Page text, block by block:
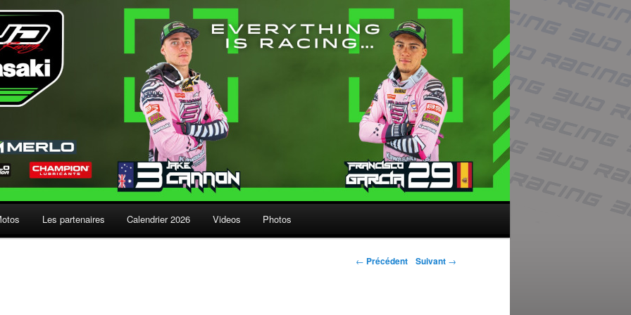
Les partenaires Calendrier 2026 Videos Photos
Navigation des
← Précédent Suivant →